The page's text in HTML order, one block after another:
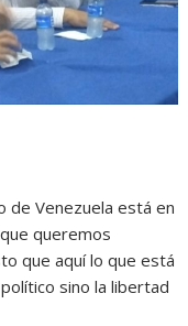
de Venezuela está en
queremos
que aquí lo que está
sino la libertad